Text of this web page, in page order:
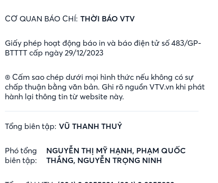
CƠ QUAN BÁO CHÍ: THỜI BÁO VTV
Giấy phép hoạt động báo in và báo điện tử số 483/GP-
BTTTT cấp ngày 29/12/2023
® Cấm sao chép dưới mọi hình thức nếu không có sự
chấp thuận bằng văn bản. Ghi rõ nguồn VTV.vn khi phát
hành lại thông tin từ website này.
Tổng biên tập: VŨ THANH THUỶ
Phó tổng
biên tập:
NGUYỄN THỊ MỸ HẠNH, PHẠM QUỐC
THẮNG, NGUYỄN TRỌNG NINH